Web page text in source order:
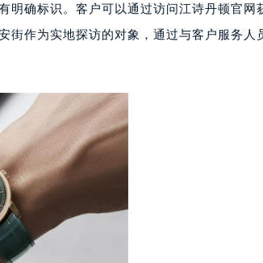
明确标识。客户可以通过访问江诗丹顿官网
街作为实地探访的对象，通过与客户服务人